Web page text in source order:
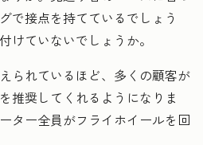
で接点を持てているでしょう
けていないでしょうか。
られているほど、多くの顧客が
推奨してくれるようになりま
ター全員がフライホイールを回